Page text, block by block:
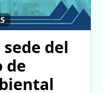
sede del
de